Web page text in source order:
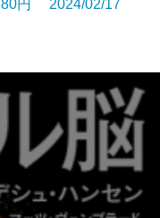
円 2024/02/17